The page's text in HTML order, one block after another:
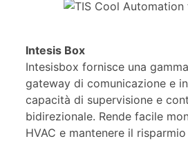
Intesis Box
Intesisbox fornisce una
gateway di comunicazione e
capacità di supervisione e
bidirezionale. Rende facile
HVAC e mantenere il